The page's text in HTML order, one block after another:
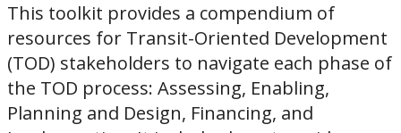
This toolkit provides a compendium of
resources for Transit-Oriented Development
(TOD) stakeholders to navigate each phase of
the TOD process: Assessing, Enabling,
Planning and Design, Financing, and